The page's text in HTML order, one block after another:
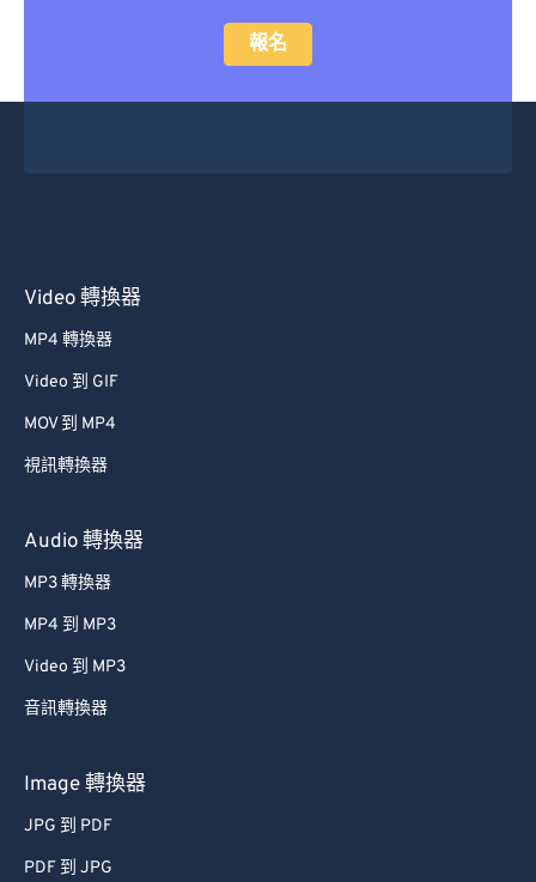
報名
Video 轉換器
MP4 轉換器
Video 到 GIF
MOV 到 MP4
視訊轉換器
Audio 轉換器
MP3 轉換器
MP4 到 MP3
Video 到 MP3
音訊轉換器
Image 轉換器
JPG 到 PDF
PDF 到 JPG